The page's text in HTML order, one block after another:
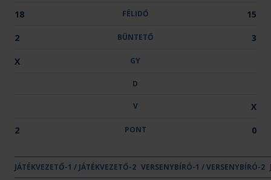
18 FÉLIDŐ 15
2 BÜNTETŐ 3
X GY
D
V X
2 PONT 0
Csapat neve
VÉGEREDMÉNY FÉLIDŐ BÜNTETŐ GY D V
JÁTÉKVEZETŐ-1 / JÁTÉKVEZETŐ-2 VERSENYBÍRÓ-1 / VERSENYBÍRÓ-2